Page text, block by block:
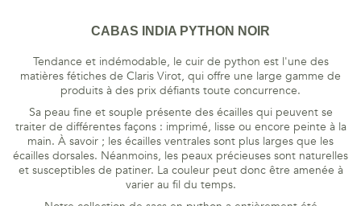
CABAS INDIA PYTHON NOIR
Tendance et indémodable, le cuir de python est l'une des
matières fétiches de Claris Virot, qui offre une large gamme de
produits à des prix défiants toute concurrence.
Sa peau fine et souple présente des écailles qui peuvent se
traiter de différentes façons : imprimé, lisse ou encore peinte à la
main. À savoir ; les écailles ventrales sont plus larges que les
écailles dorsales. Néanmoins, les peaux précieuses sont naturelles
et susceptibles de patiner. La couleur peut donc être amenée à
varier au fil du temps.